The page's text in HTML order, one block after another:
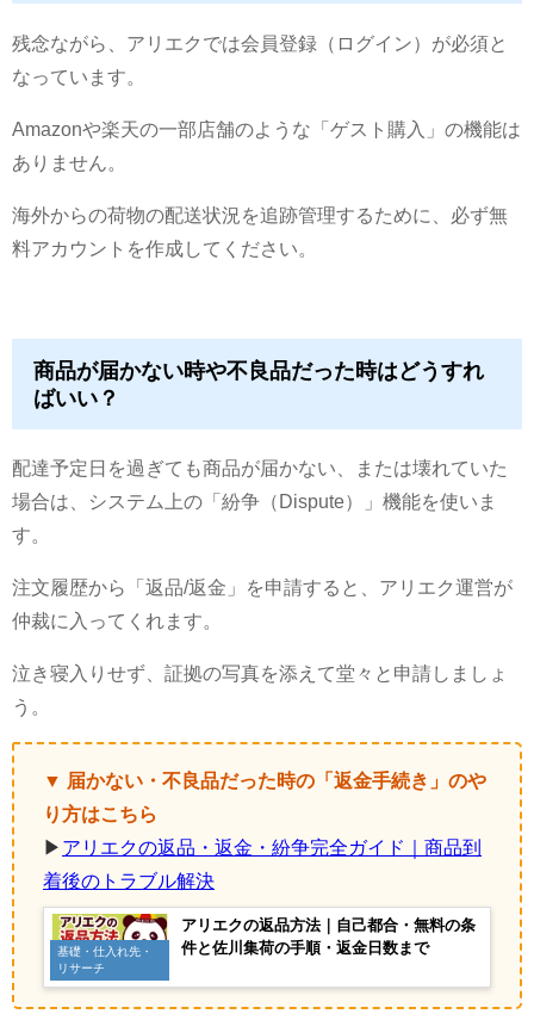
残念ながら、アリエクでは会員登録（ログイン）が必須と
なっています。
Amazonや楽天の一部店舗のような「ゲスト購入」の機能は
ありません。
海外からの荷物の配送状況を追跡管理するために、必ず無
料アカウントを作成してください。
商品が届かない時や不良品だった時はどうすれ
ばいい？
配達予定日を過ぎても商品が届かない、または壊れていた
場合は、システム上の「紛争（Dispute）」機能を使いま
す。
注文履歴から「返品/返金」を申請すると、アリエク運営が
仲裁に入ってくれます。
泣き寝入りせず、証拠の写真を添えて堂々と申請しましょ
う。
▼ 届かない・不良品だった時の「返金手続き」のや
り方はこちら
▶ アリエクの返品・返金・紛争完全ガイド｜商品到
着後のトラブル解決
基礎・仕入れ先・
リサーチ
アリエクの返品方法｜自己都合・無料の条
件と佐川集荷の手順・返金日数まで